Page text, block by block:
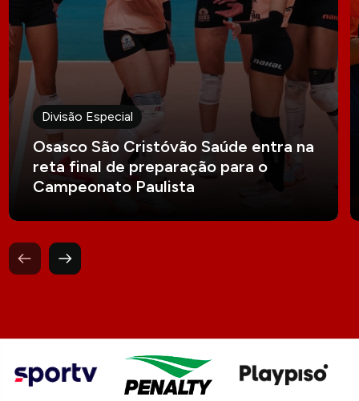
Divisão Especial
Osasco São Cristóvão Saúde entra na
reta final de preparação para o
Campeonato Paulista